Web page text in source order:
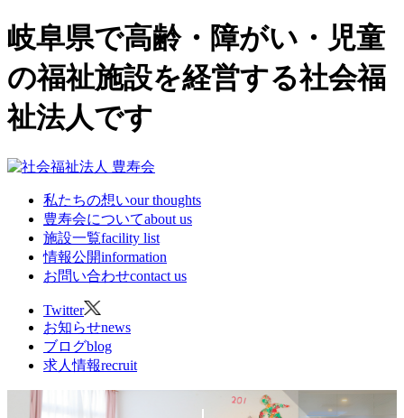
岐阜県で高齢・障がい・児童
の福祉施設を経営する社会福
祉法人です
私たちの想いour thoughts
豊寿会についてabout us
施設一覧facility list
情報公開information
お問い合わせcontact us
Twitter
お知らせnews
ブログblog
求人情報recruit